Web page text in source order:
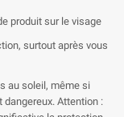
produit sur le visage
surtout après vous
au soleil, même si
dangereux. Attention :